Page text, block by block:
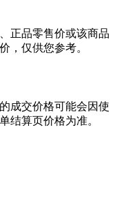
正品零售价或该商品
，仅供您参考。
成交价格可能会因使
结算页价格为准。